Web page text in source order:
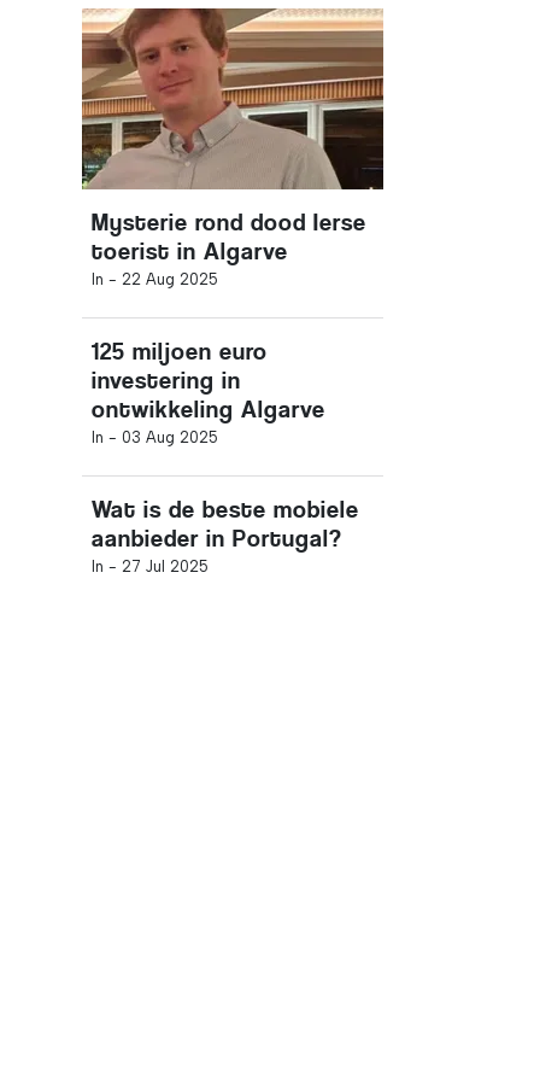
Mysterie rond dood Ierse
toerist in Algarve
In - 22 Aug 2025
125 miljoen euro
investering in
ontwikkeling Algarve
In - 03 Aug 2025
Wat is de beste mobiele
aanbieder in Portugal?
In - 27 Jul 2025